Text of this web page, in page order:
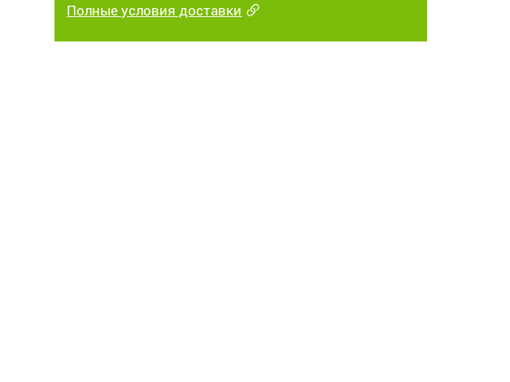
Полные условия доставки